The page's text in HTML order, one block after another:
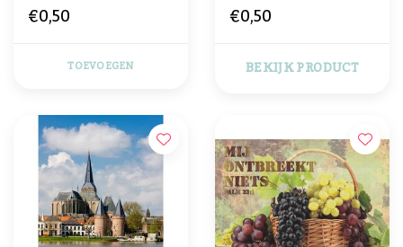
€0,50
TOEVOEGEN
€0,50
BEKIJK PRODUCT